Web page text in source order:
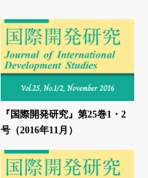
『国際開発研究』第25巻1・2
号（2016年11月）